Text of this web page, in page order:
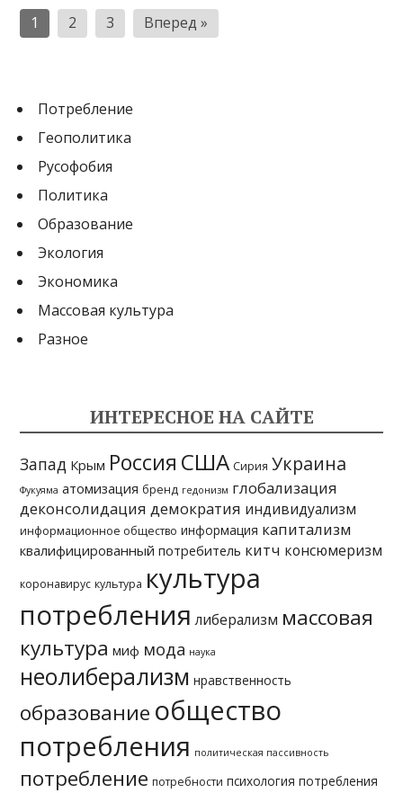
Н
а
и
г
а
ц
и
я
п
о
з
и
с
я
м
1 2 3 Вперед »
Потребление
Геополитика
Русофобия
Политика
Образование
Экология
Экономика
Массовая культура
Разное
ИНТЕРЕСНОЕ НА САЙТЕ
Запад Крым Россия США Сирия Украина
Фукуяма атомизация бренд гедонизм глобализация
деконсолидация демократия индивидуализм
информационное общество информация капитализм
квалифицированный потребитель китч консюмеризм
коронавирус культура культура
потребления либерализм массовая
культура миф мода наука
неолиберализм нравственность
образование общество
потребления политическая пассивность
потребление потребности психология потребления